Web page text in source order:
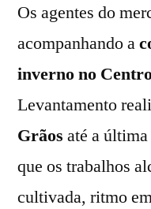
Os agentes do
acompanhando a
inverno no
Levantamento
Grãos até a
que os trabalhos
cultivada, ritmo